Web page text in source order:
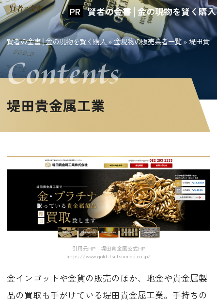
賢者の金書│金の現物を賢く購入
賢者の金書│金の現物を賢く購入»金現物の販売業者一覧»堤田貴
堤田貴金属工業
引用元HP：堤田貴金属公式HP
https://www.gold-tsutsumida.co.jp/
金インゴットや金貨の販売のほか、地金や貴金属製
品の買取も手がけている堤田貴金属工業。手持ちの